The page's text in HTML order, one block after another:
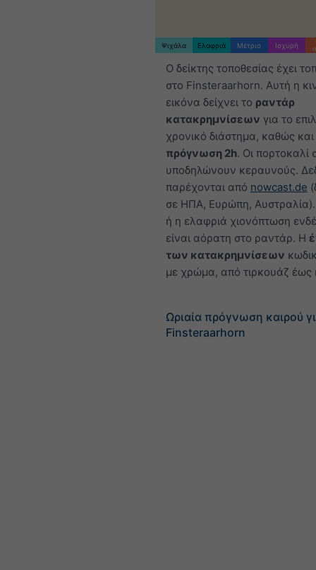
Ψιχάλα Ελαφριά Μέτριο Ισχυρή
Ο δείκτης τοποθεσίας έχει
στο Finsteraarhorn. Αυτή η
εικόνα δείχνει το ραντάρ
κατακρημνίσεων για το
χρονικό διάστημα, καθώς και
πρόγνωση 2h. Οι πορτοκαλί
υποδηλώνουν κεραυνούς.
παρέχονται από nowcast.de
σε ΗΠΑ, Ευρώπη,
ή η ελαφριά χιονόπτωση
είναι αόρατη στο ραντάρ. Η
των κατακρημνίσεων
με χρώμα, από τιρκουάζ έως
Ωριαία πρόγνωση καιρού
Finsteraarhorn